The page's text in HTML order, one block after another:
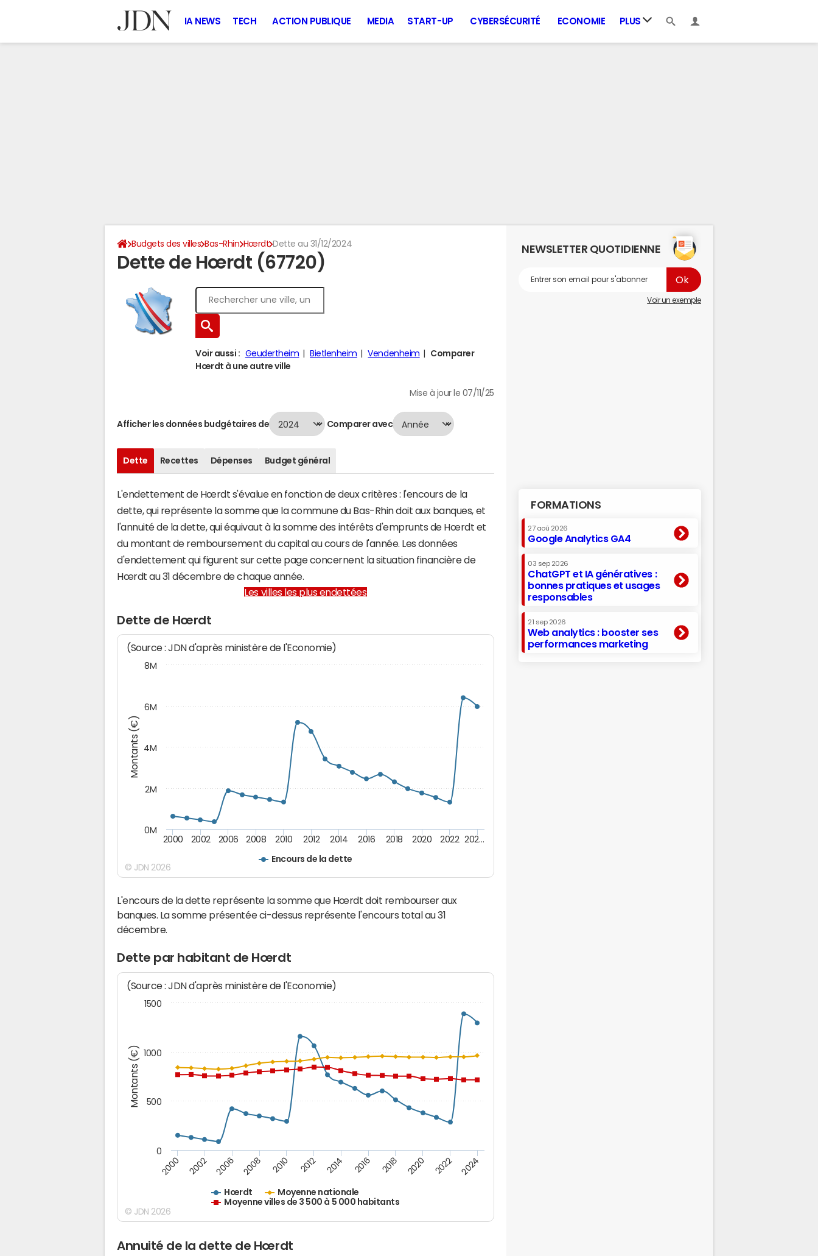
IA NEWS TECH ACTION PUBLIQUE MEDIA START-UP CYBERSÉCURITÉ ECONOMIE PLUS
Budgets des villes Bas-Rhin Hœrdt Dette au 31/12/2024
Dette de Hœrdt (67720)
Voir aussi : Geudertheim Bietlenheim Vendenheim
Comparer
Hœrdt à une autre ville
Mise à jour le 07/11/25
Afficher les données budgétaires de Comparer avec
Dette Recettes Dépenses Budget général
L'endettement de Hœrdt s'évalue en fonction de deux critères : l'encours de la
dette, qui représente la somme que la commune du Bas-Rhin doit aux banques, et
l'annuité de la dette, qui équivaut à la somme des intérêts d'emprunts de Hœrdt et
du montant de remboursement du capital au cours de l'année. Les données
d'endettement qui figurent sur cette page concernent la situation financière de
Hœrdt au 31 décembre de chaque année.
Les villes les plus endettées
Dette de Hœrdt
Montants (€)
(Source : JDN d'après ministère de l'Economie)
Encours de la dette
2000 2002 2006 2008 2010 2012 2014 2016 2018 2020 2022 202…
0M
2M
4M
6M
8M
© JDN 2026
L'encours de la dette représente la somme que Hœrdt doit rembourser aux
banques. La somme présentée ci-dessus représente l'encours total au 31
décembre.
Dette par habitant de Hœrdt
Montants (€)
(Source : JDN d'après ministère de l'Economie)
Hœrdt
Moyenne nationale
Moyenne villes de 3 500 à 5 000 habitants
2000 2002 2006 2008 2010 2012 2014 2016 2018 2020 2022 2024
0
500
1000
1500
© JDN 2026
Annuité de la dette de Hœrdt
NEWSLETTER QUOTIDIENNE
Voir un exemple
FORMATIONS
27 aoû 2026
Google Analytics GA4
03 sep 2026
ChatGPT et IA génératives :
bonnes pratiques et usages
responsables
21 sep 2026
Web analytics : booster ses
performances marketing